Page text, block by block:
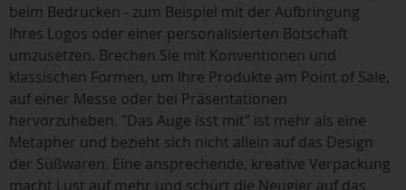
beim Bedrucken - zum Beispiel mit der Aufbringung
Ihres Logos oder einer personalisierten Botschaft
umzusetzen. Brechen Sie mit Konventionen und
klassischen Formen, um Ihre Produkte am Point of Sale,
auf einer Messe oder bei Präsentationen
hervorzuheben. "Das Auge isst mit" ist mehr als eine
Metapher und bezieht sich nicht allein auf das Design
der Süßwaren. Eine ansprechende, kreative Verpackung
macht Lust auf mehr und schürt die Neugier auf das